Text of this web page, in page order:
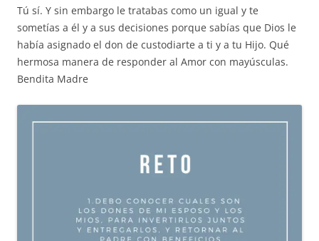
Tú sí. Y sin embargo le tratabas como un igual y te
sometías a él y a sus decisiones porque sabías que Dios le
había asignado el don de custodiarte a ti y a tu Hijo. Qué
hermosa manera de responder al Amor con mayúsculas.
Bendita Madre